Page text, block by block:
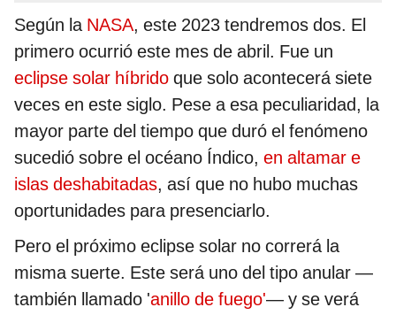
Según la NASA, este 2023 tendremos dos. El
primero ocurrió este mes de abril. Fue un
eclipse solar híbrido que solo acontecerá siete
veces en este siglo. Pese a esa peculiaridad, la
mayor parte del tiempo que duró el fenómeno
sucedió sobre el océano Índico, en altamar e
islas deshabitadas, así que no hubo muchas
oportunidades para presenciarlo.
Pero el próximo eclipse solar no correrá la
misma suerte. Este será uno del tipo anular —
también llamado 'anillo de fuego'— y se verá